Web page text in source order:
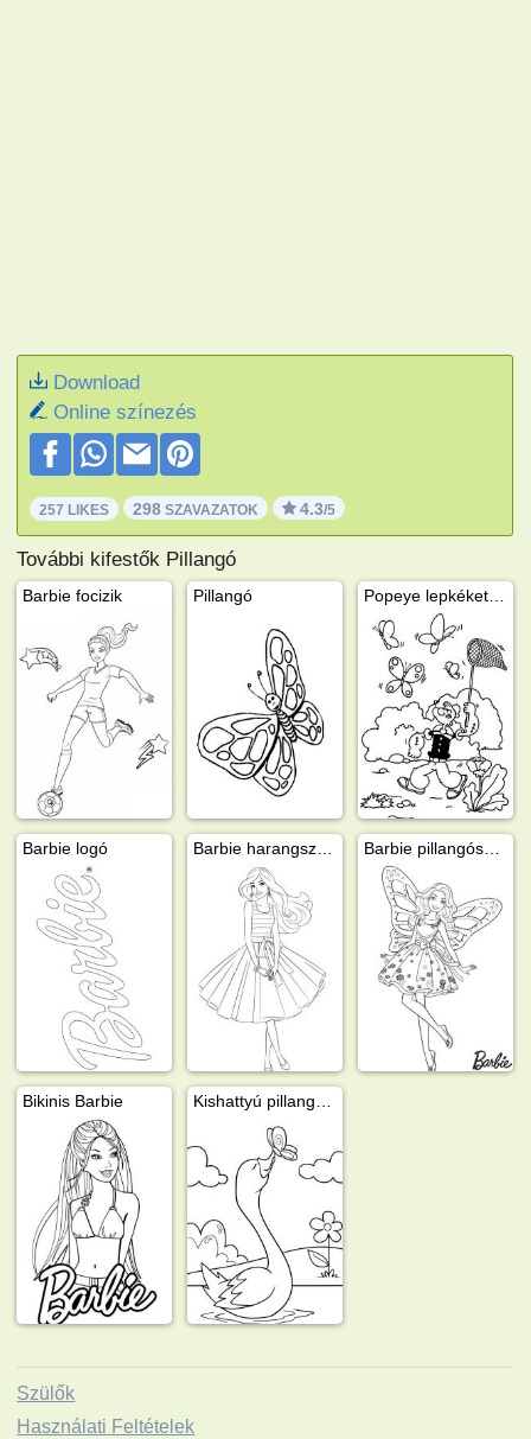
Download
Online színezés
257 LIKES 298 SZAVAZATOK 4.3/5
További kifestők Pillangó
Barbie focizik Pillangó
Barbie logó
Bikinis Barbie
Szülők
Használati Feltételek